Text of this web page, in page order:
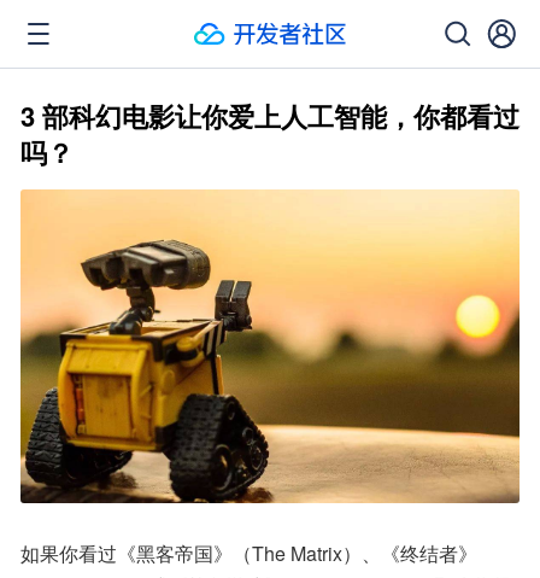
3 部科幻电影让你爱上人工智能，你都看过
吗？
如果你看过《黑客帝国》（The Matrix）、《终结者》